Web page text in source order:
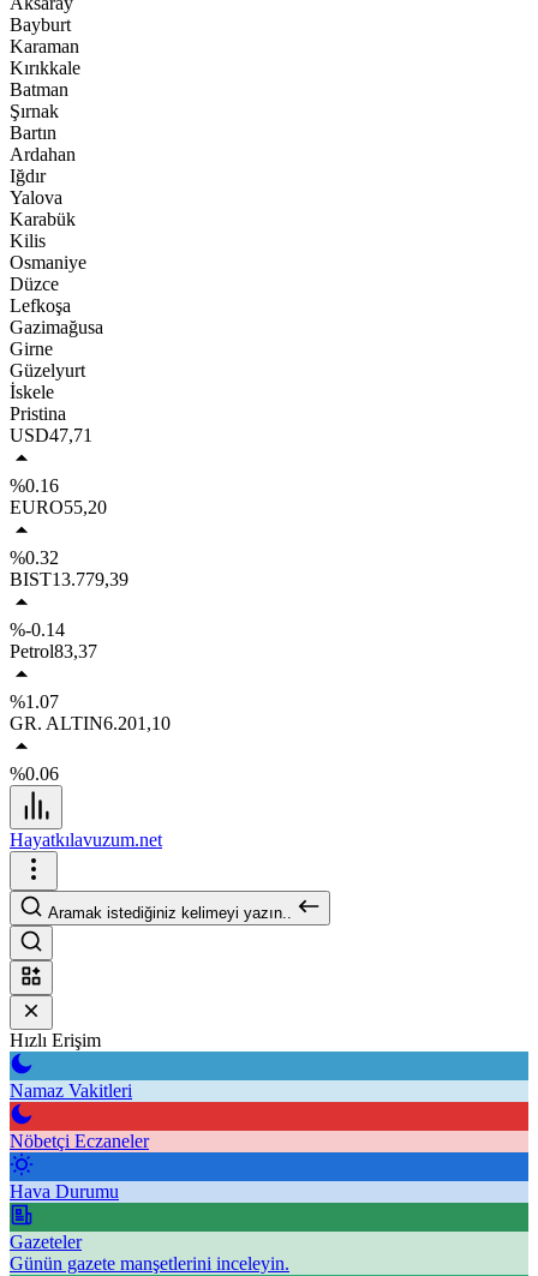
Bayburt
Karaman
Kırıkkale
Batman
Şırnak
Bartın
Ardahan
Iğdır
Yalova
Karabük
Kilis
Osmaniye
Düzce
Lefkoşa
Gazimağusa
Girne
Güzelyurt
İskele
Pristina
USD47,71
%0.16
EURO55,20
%0.32
BIST13.779,39
%-0.14
Petrol83,37
%1.07
GR. ALTIN6.201,10
%0.06
Hayatkılavuzum.net
Aramak istediğiniz kelimeyi yazın..
Hızlı Erişim
Namaz Vakitleri
Nöbetçi Eczaneler
Hava Durumu
Gazeteler
Günün gazete manşetlerini inceleyin.